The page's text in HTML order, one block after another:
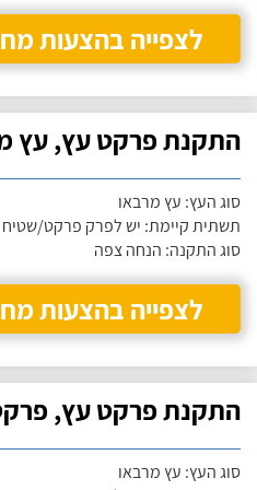
לצפייה בהצעות
התקנת פרקט עץ, עץ
סוג העץ: עץ מרבאו
תשתית קיימת: יש לפרק פרקט/שטיח
סוג התקנה: הנחה צפה
לצפייה בהצעות
התקנת פרקט עץ,
סוג העץ: עץ מרבאו